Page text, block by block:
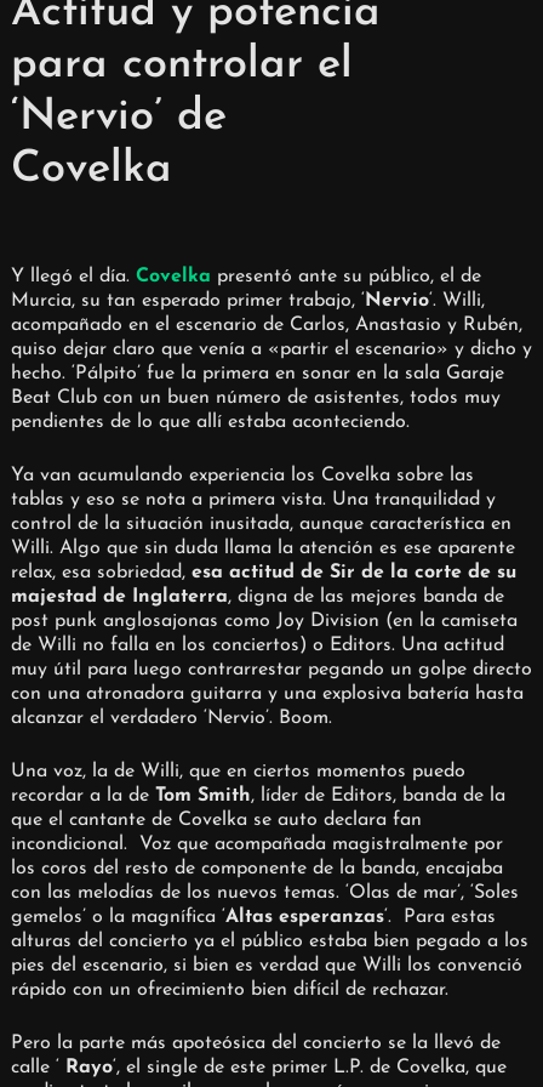
Actitud y potencia
para controlar el
‘Nervio’ de
Covelka
Y llegó el día. Covelka presentó ante su público, el de
Murcia, su tan esperado primer trabajo, ‘ Nervio‘. Willi,
acompañado en el escenario de Carlos, Anastasio y Rubén,
quiso dejar claro que venía a «partir el escenario» y dicho y
hecho. ‘Pálpito’ fue la primera en sonar en la sala Garaje
Beat Club con un buen número de asistentes, todos muy
pendientes de lo que allí estaba aconteciendo.
Ya van acumulando experiencia los Covelka sobre las
tablas y eso se nota a primera vista. Una tranquilidad y
control de la situación inusitada, aunque característica en
Willi. Algo que sin duda llama la atención es ese aparente
relax, esa sobriedad, esa actitud de Sir de la corte de su
majestad de Inglaterra, digna de las mejores banda de
post punk anglosajonas como Joy Division (en la camiseta
de Willi no falla en los conciertos) o Editors. Una actitud
muy útil para luego contrarrestar pegando un golpe directo
con una atronadora guitarra y una explosiva batería hasta
alcanzar el verdadero ‘Nervio’. Boom.
Una voz, la de Willi, que en ciertos momentos puedo
recordar a la de Tom Smith, líder de Editors, banda de la
que el cantante de Covelka se auto declara fan
incondicional. Voz que acompañada magistralmente por
los coros del resto de componente de la banda, encajaba
con las melodías de los nuevos temas. ‘Olas de mar’, ‘Soles
gemelos’ o la magnífica ‘Altas esperanzas‘. Para estas
alturas del concierto ya el público estaba bien pegado a los
pies del escenario, si bien es verdad que Willi los convenció
rápido con un ofrecimiento bien difícil de rechazar.
Pero la parte más apoteósica del concierto se la llevó de
calle ‘ Rayo‘, el single de este primer L.P. de Covelka, que